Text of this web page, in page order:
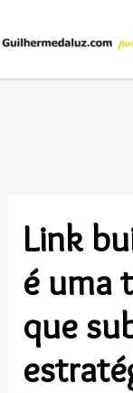
o
Link
é uma
que